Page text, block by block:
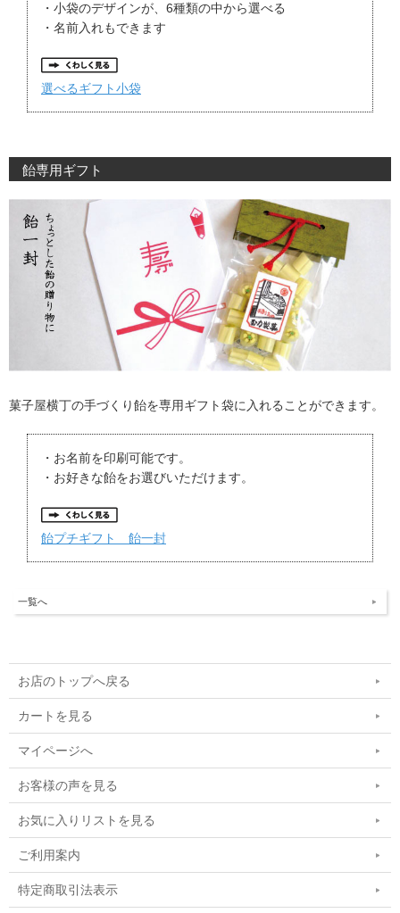
・小袋のデザインが、6種類の中から選べる
・名前入れもできます
選べるギフト小袋
飴専用ギフト
菓子屋横丁の手づくり飴を専用ギフト袋に入れることができます。
・お名前を印刷可能です。
・お好きな飴をお選びいただけます。
飴プチギフト 飴一封
一覧へ
お店のトップへ戻る
カートを見る
マイページへ
お客様の声を見る
お気に入りリストを見る
ご利用案内
特定商取引法表示